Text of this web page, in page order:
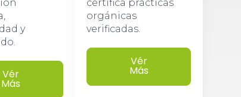
y
Vér
Más
certifica prácticas
orgánicas
verificadas.
Vér
Más